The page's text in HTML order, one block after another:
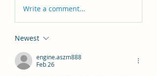
Write a comment...
Newest
engine.aszm888
Feb 26